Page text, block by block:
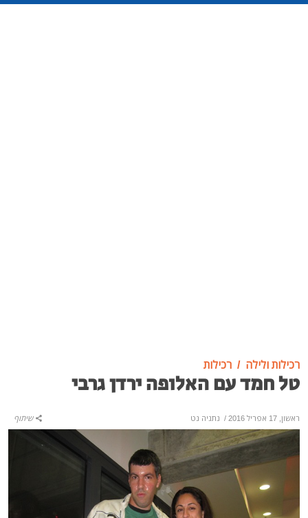
רכילות ולילה רכילות
טל חמד עם האלופה ירדן גרבי
ראשון, 17 אפריל 2016 / נתניה נט שיתוף